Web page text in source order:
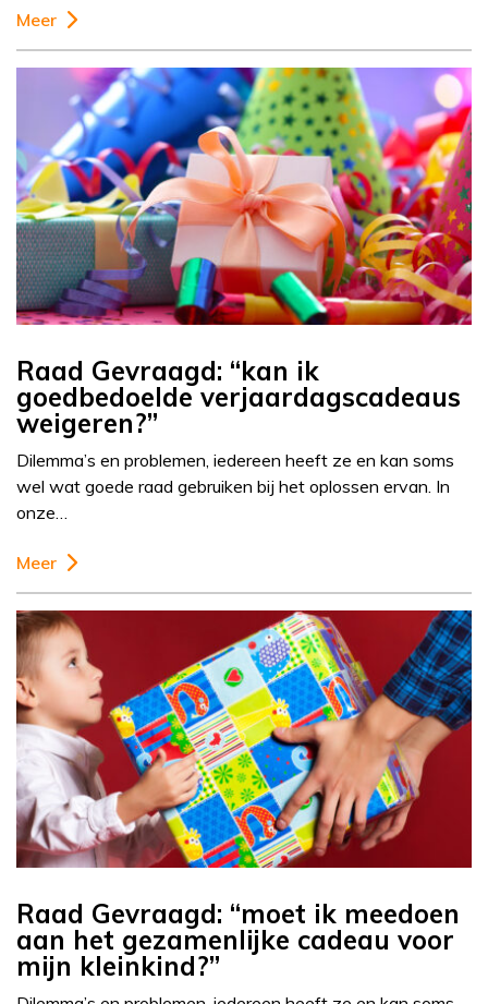
Meer
Raad Gevraagd: “kan ik
goedbedoelde verjaardagscadeaus
weigeren?”
Dilemma’s en problemen, iedereen heeft ze en kan soms
wel wat goede raad gebruiken bij het oplossen ervan. In
onze…
Meer
Raad Gevraagd: “moet ik meedoen
aan het gezamenlijke cadeau voor
mijn kleinkind?”